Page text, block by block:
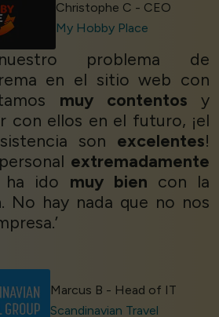
Christophe C - CEO
My Hobby Place
nuestro problema de
en el sitio web con
muy contentos y
con ellos en el futuro, ¡el
son excelentes!
extremadamente
ha ido muy bien con la
No hay nada que no nos
Marcus B - Head of IT
Scandinavian Travel